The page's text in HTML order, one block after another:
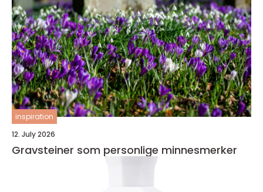
inspiration
12. July 2026
Gravsteiner som personlige minnesmerker